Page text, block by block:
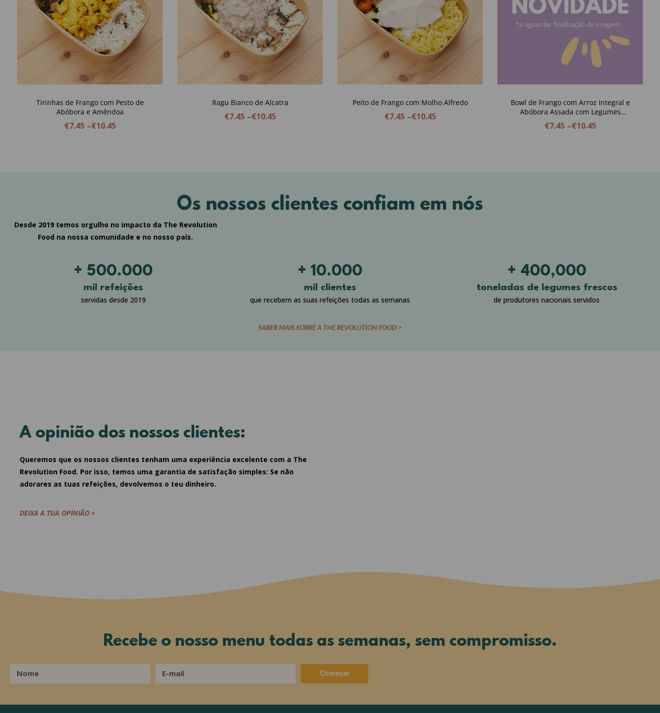
Tirinhas de Frango com Pesto de
Abóbora e Amêndoa
€7.45 –€10.45
Ragu Bianco de Alcatra
€7.45 –€10.45
Peito de Frango com Molho Alfredo
€7.45 –€10.45
Bowl de Frango com Arroz Integral e
Abóbora Assada com Legumes
Balsâmicos, Queijo Creme de Caju e
Pevides de Abóbora
€7.45 –€10.45
Os nossos clientes confiam em nós
Desde 2019 temos orgulho no impacto da The Revolution
Food na nossa comunidade e no nosso país.
+ 500.000
mil refeições
servidas desde 2019
+ 10.000
mil clientes
que recebem as suas refeições todas as semanas
+ 400,000
toneladas de legumes frescos
de produtores nacionais servidos
SABER MAIS SOBRE A THE REVOLUTION FOOD >
A opinião dos nossos clientes:
Queremos que os nossos clientes tenham uma experiência excelente com a The
Revolution Food. Por isso, temos uma garantia de satisfação simples: Se não
adorares as tuas refeições, devolvemos o teu dinheiro.
DEIXA A TUA OPINIÃO >
Recebe o nosso menu todas as semanas, sem compromisso.
Começar